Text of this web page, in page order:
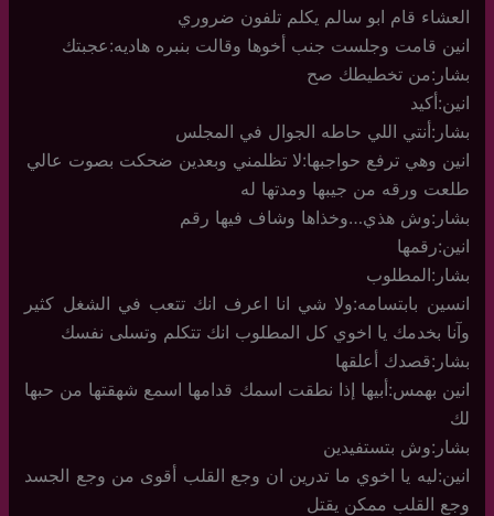
العشاء قام ابو سالم يكلم تلفون ضروري
انين قامت وجلست جنب أخوها وقالت بنبره هاديه:عجبتك
بشار:من تخطيطك صح
انين:أكيد
بشار:أنتي اللي حاطه الجوال في المجلس
انين وهي ترفع حواجبها:لا تظلمني وبعدين ضحكت بصوت عالي
طلعت ورقه من جيبها ومدتها له
بشار:وش هذي…وخذاها وشاف فيها رقم
انين:رقمها
بشار:المطلوب
انسين بابتسامه:ولا شي انا اعرف انك تتعب في الشغل كثير
وآنا بخدمك يا اخوي كل المطلوب انك تتكلم وتسلى نفسك
بشار:قصدك أعلقها
انين بهمس:أبيها إذا نطقت اسمك قدامها اسمع شهقتها من حبها
لك
بشار:وش بتستفيدين
انين:ليه يا اخوي ما تدرين ان وجع القلب أقوى من وجع الجسد
وجع القلب ممكن يقتل